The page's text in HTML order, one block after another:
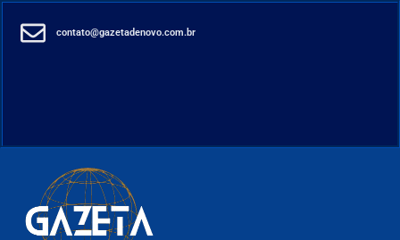
contato@gazetadenovo.com.br